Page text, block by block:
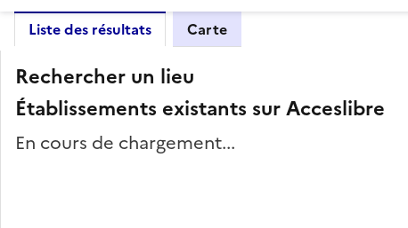
Liste des résultats Carte
Rechercher un lieu
Établissements existants sur Acceslibre
En cours de chargement...